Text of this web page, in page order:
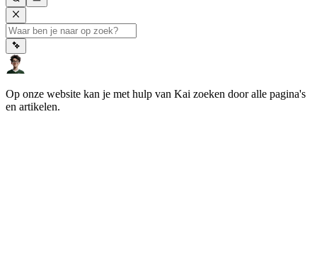
Op onze website kan je met hulp van Kai zoeken door alle pagina's
en artikelen.